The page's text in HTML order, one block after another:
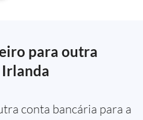
para outra
conta bancária para a